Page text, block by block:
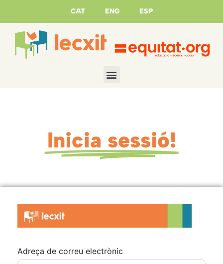
CAT ENG ESP
Inicia sessió!
Adreça de correu electrònic